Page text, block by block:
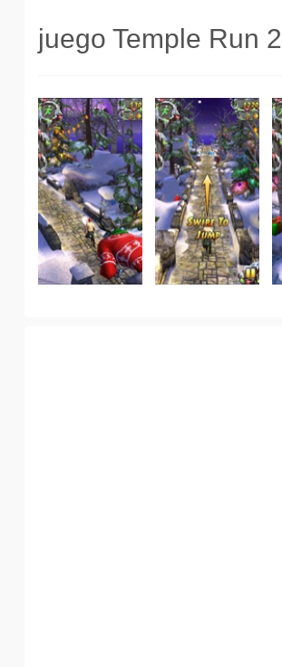
juego Temple Run 2